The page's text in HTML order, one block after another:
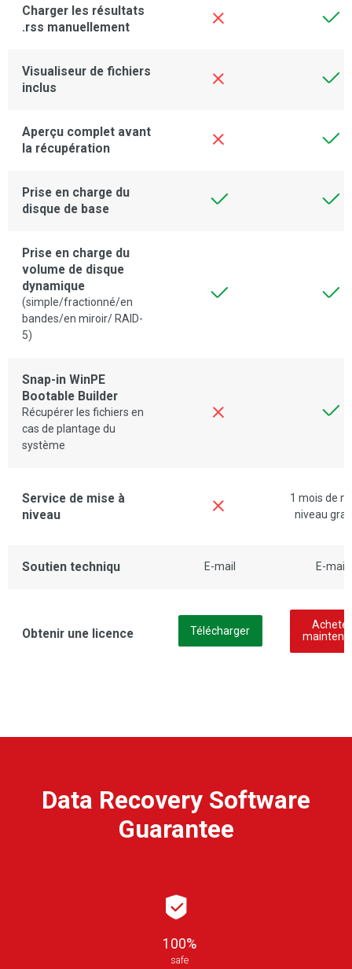
Charger les résultats
.rss manuellement
Visualiseur de fichiers
inclus
Aperçu complet avant
la récupération
Prise en charge du
disque de base
Prise en charge du
volume de disque
dynamique
(simple/fractionné/en
bandes/en miroir/ RAID-
5)
Snap-in WinPE
Bootable Builder
Récupérer les fichiers en
cas de plantage du
système
Service de mise à
niveau
1 mois de
niveau
Soutien techniqu E-mail E-mail
Obtenir une licence Télécharger
Acheter
Data Recovery Software
Guarantee
100%
safe